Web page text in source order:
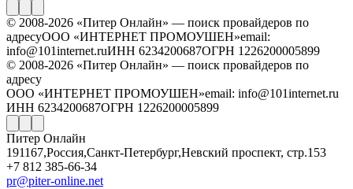
© 2008-2026 «Питер Онлайн» — поиск провайдеров по
адресуООО «ИНТЕРНЕТ ПРОМОУШЕН»email:
info@101internet.ruИНН 6234200687ОГРН 1226200005899
© 2008-2026 «Питер Онлайн» — поиск провайдеров по
адресу
ООО «ИНТЕРНЕТ ПРОМОУШЕН»email: info@101internet.ru
ИНН 6234200687ОГРН 1226200005899
Питер Онлайн
191167,Россия,Санкт-Петербург,Невский проспект, стр.153
+7 812 385-66-34
pr@piter-online.net